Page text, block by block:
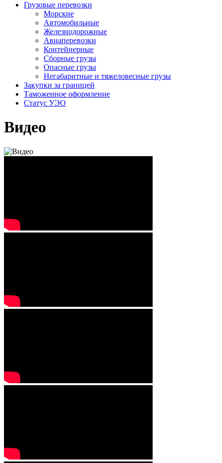
Грузовые перевозки
Морские
Автомобильные
Железно­дорожные
Авиаперевозки
Контейнерные
Сборные грузы
Опасные грузы
Негабаритные и тяжело­весные грузы
Закупки за границей
Таможенное оформление
Статус УЭО
Видео